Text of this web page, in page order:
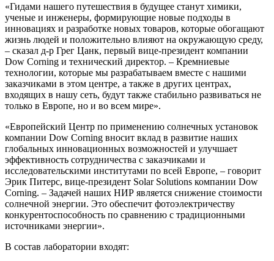
«Гидами нашего путешествия в будущее станут химики,
ученые и инженеры, формирующие новые подходы в
инновациях и разработке новых товаров, которые обогащают
жизнь людей и положительно влияют на окружающую среду,
– сказал д-р Грег Цанк, первый вице-президент компании
Dow Corning и технический директор. – Кремниевые
технологии, которые мы разрабатываем вместе с нашими
заказчиками в этом центре, а также в других центрах,
входящих в нашу сеть, будут также стабильно развиваться не
только в Европе, но и во всем мире».
«Европейский Центр по применению солнечных установок
компании Dow Corning вносит вклад в развитие наших
глобальных инновационных возможностей и улучшает
эффективность сотрудничества с заказчиками и
исследовательскими институтами по всей Европе, – говорит
Эрик Питерс, вице-президент Solar Solutions компании Dow
Corning. – Задачей наших НИР является снижение стоимости
солнечной энергии. Это обеспечит фотоэлектричеству
конкурентоспособность по сравнению с традиционными
источниками энергии».
В состав лаборатории входят: